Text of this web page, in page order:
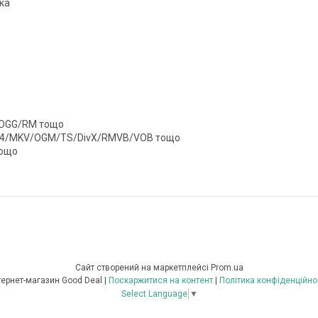
RM тощо
MKV/OGM/TS/DivX/RMVB/VOB тощо
Сайт створений на маркетплейсі Prom.ua
Поскаржитися на контент
Політика
Select Language ▼